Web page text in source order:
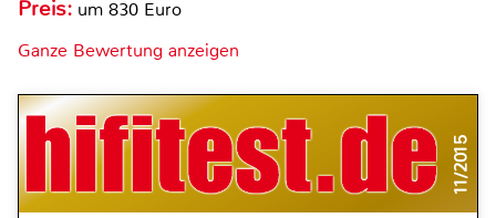
Preis: um 830 Euro
Ganze Bewertung anzeigen
11/2015